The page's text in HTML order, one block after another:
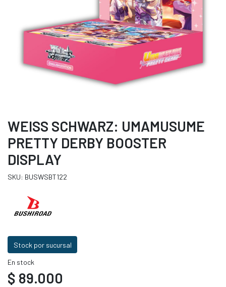
WEISS SCHWARZ: UMAMUSUME
PRETTY DERBY BOOSTER
DISPLAY
SKU: BUSWSBT122
Stock por sucursal
En stock
$ 89.000